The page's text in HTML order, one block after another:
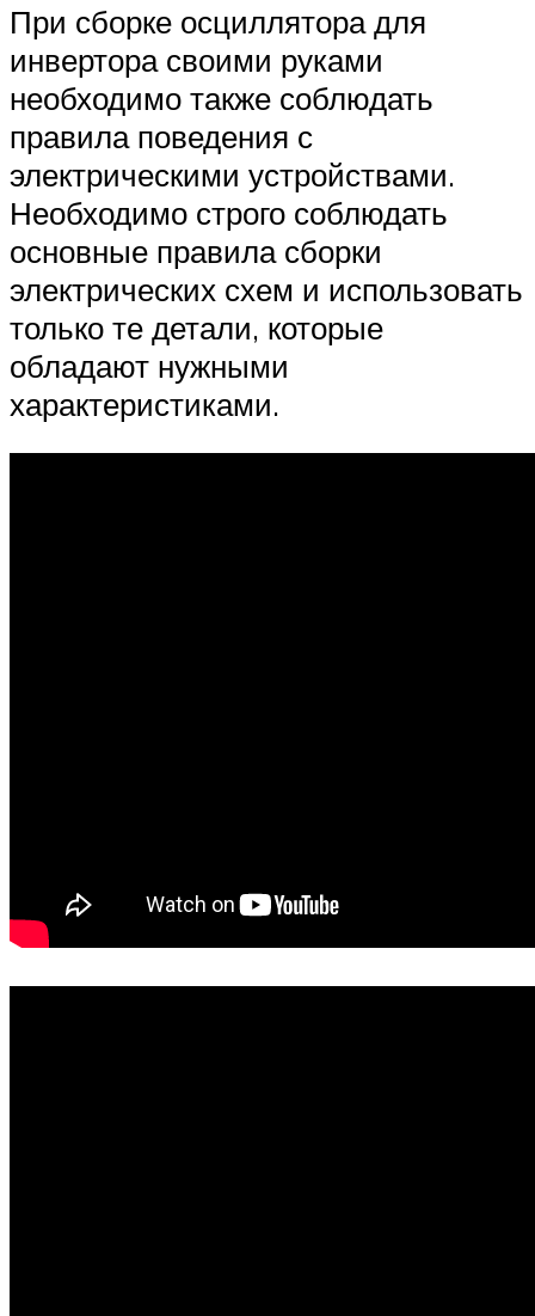
При сборке осциллятора для
инвертора своими руками
необходимо также соблюдать
правила поведения с
электрическими устройствами.
Необходимо строго соблюдать
основные правила сборки
электрических схем и использовать
только те детали, которые
обладают нужными
характеристиками.